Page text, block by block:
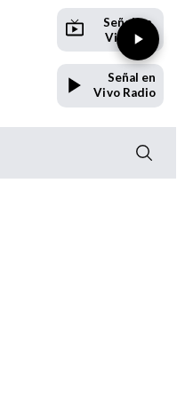
Señal en
Vivo TV
Señal en
Vivo Radio